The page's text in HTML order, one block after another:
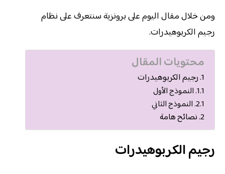
ومن خلال مقال اليوم على برونزية سنتعرف على نظام
رجيم الكربوهيدرات.
محتويات المقال
رجيم الكربوهيدرات
النموذج الأول
النموذج الثاني
نصائح هامة
رجيم الكربوهيدرات